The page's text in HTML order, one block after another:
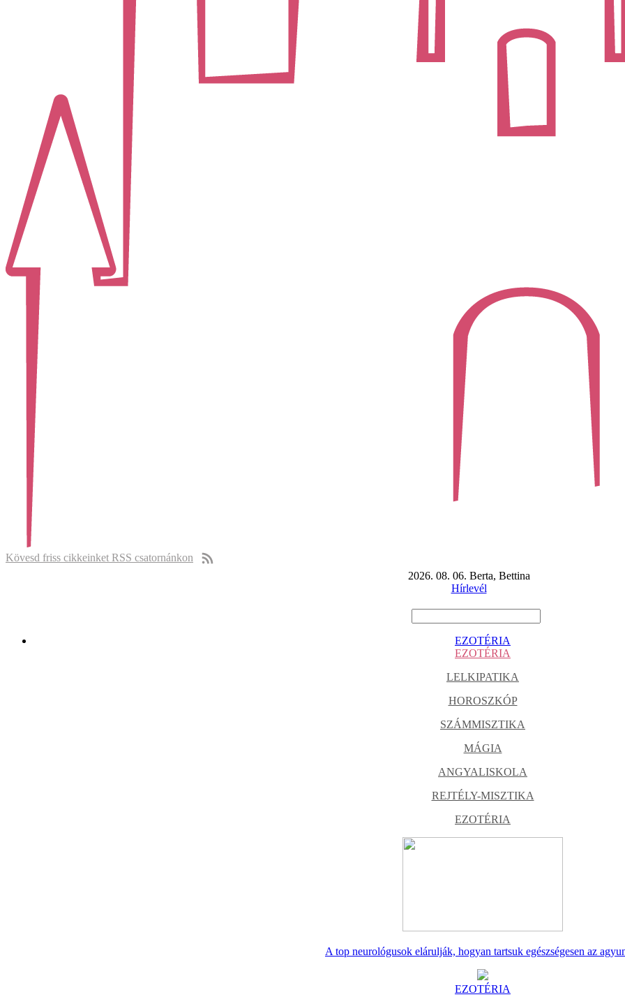
Kövesd friss cikkeinket RSS csatornánkon
2026. 08. 06. Berta, Bettina
Hírlevél
EZOTÉRIA
EZOTÉRIA
LELKIPATIKA
HOROSZKÓP
SZÁMMISZTIKA
MÁGIA
ANGYALISKOLA
REJTÉLY-MISZTIKA
EZOTÉRIA
A top neurológusok elárulják, hogyan tartsuk egészségesen az
EZOTÉRIA